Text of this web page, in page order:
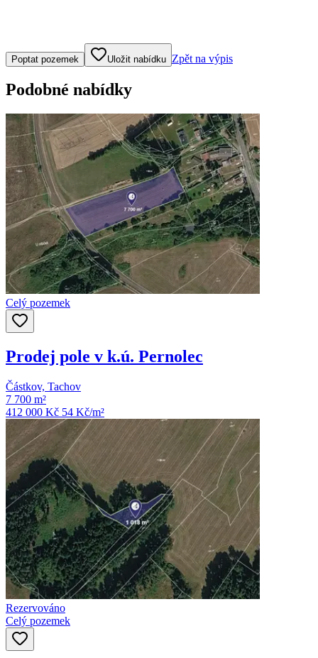
Klepněte nebo klikněte pro ovládání mapy
Poptat pozemek Uložit nabídku Zpět na výpis
Podobné nabídky
Celý pozemek
Prodej pole v k.ú. Pernolec
Částkov, Tachov
7 700 m²
412 000 Kč 54 Kč/m²
Rezervováno
Celý pozemek